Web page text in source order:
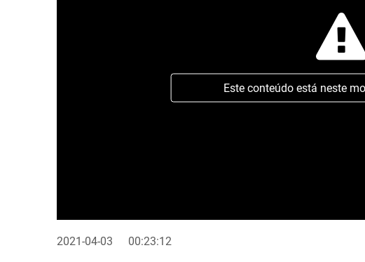
Este conteúdo está neste
2021-04-03 00:23:12